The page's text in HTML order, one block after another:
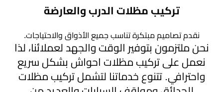
مظلات
مودرن
هناجر
ومستودعات
تركيب مظلات الدرب والعارضة
نقدم تصاميم مبتكرة تناسب جميع الأذواق والاحتياجات.
نحن ملتزمون بتوفير الوقت والجهد لعملائنا، لذا
نعمل على تركيب مظلات احواش بشكل سريع
واحترافي. تتنوع خدماتنا لتشمل تركيب مظلات